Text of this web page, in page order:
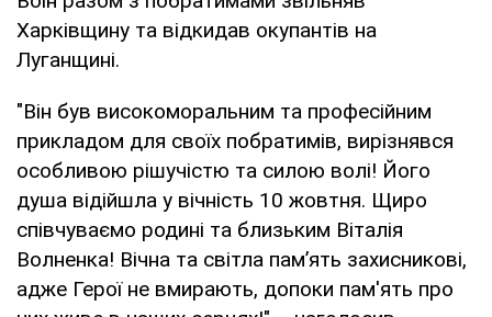
Харківщину та відкидав окупантів на
Луганщині.
"Він був високоморальним та професійним
прикладом для своїх побратимів, вирізнявся
особливою рішучістю та силою волі! Його
душа відійшла у вічність 10 жовтня. Щиро
співчуваємо родині та близьким Віталія
Волненка! Вічна та світла пам’ять захисникові,
адже Герої не вмирають, допоки пам'ять про